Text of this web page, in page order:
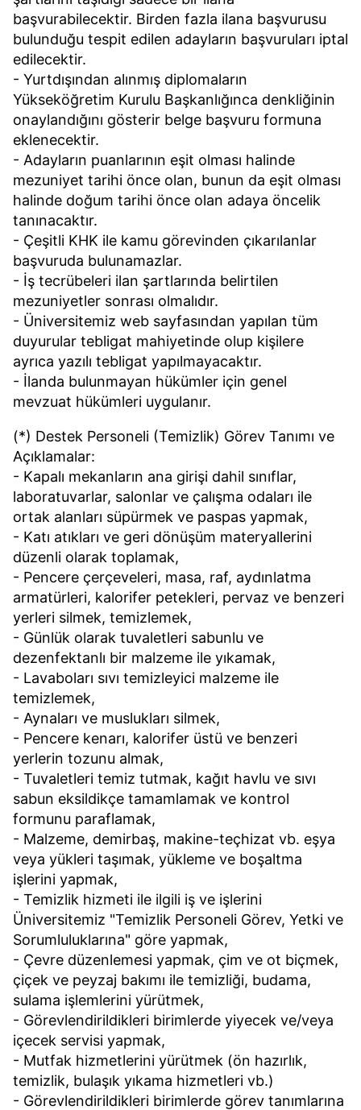
başvurabilecektir. Birden fazla ilana başvurusu
bulunduğu tespit edilen adayların başvuruları iptal
edilecektir.
- Yurtdışından alınmış diplomaların
Yükseköğretim Kurulu Başkanlığınca denkliğinin
onaylandığını gösterir belge başvuru formuna
eklenecektir.
- Adayların puanlarının eşit olması halinde
mezuniyet tarihi önce olan, bunun da eşit olması
halinde doğum tarihi önce olan adaya öncelik
tanınacaktır.
- Çeşitli KHK ile kamu görevinden çıkarılanlar
başvuruda bulunamazlar.
- İş tecrübeleri ilan şartlarında belirtilen
mezuniyetler sonrası olmalıdır.
- Üniversitemiz web sayfasından yapılan tüm
duyurular tebligat mahiyetinde olup kişilere
ayrıca yazılı tebligat yapılmayacaktır.
- İlanda bulunmayan hükümler için genel
mevzuat hükümleri uygulanır.
(*) Destek Personeli (Temizlik) Görev Tanımı ve
Açıklamalar:
- Kapalı mekanların ana girişi dahil sınıflar,
laboratuvarlar, salonlar ve çalışma odaları ile
ortak alanları süpürmek ve paspas yapmak,
- Katı atıkları ve geri dönüşüm materyallerini
düzenli olarak toplamak,
- Pencere çerçeveleri, masa, raf, aydınlatma
armatürleri, kalorifer petekleri, pervaz ve benzeri
yerleri silmek, temizlemek,
- Günlük olarak tuvaletleri sabunlu ve
dezenfektanlı bir malzeme ile yıkamak,
- Lavaboları sıvı temizleyici malzeme ile
temizlemek,
- Aynaları ve muslukları silmek,
- Pencere kenarı, kalorifer üstü ve benzeri
yerlerin tozunu almak,
- Tuvaletleri temiz tutmak, kağıt havlu ve sıvı
sabun eksildikçe tamamlamak ve kontrol
formunu paraflamak,
- Malzeme, demirbaş, makine-teçhizat vb. eşya
veya yükleri taşımak, yükleme ve boşaltma
işlerini yapmak,
- Temizlik hizmeti ile ilgili iş ve işlerini
Üniversitemiz "Temizlik Personeli Görev, Yetki ve
Sorumluluklarına" göre yapmak,
- Çevre düzenlemesi yapmak, çim ve ot biçmek,
çiçek ve peyzaj bakımı ile temizliği, budama,
sulama işlemlerini yürütmek,
- Görevlendirildikleri birimlerde yiyecek ve/veya
içecek servisi yapmak,
- Mutfak hizmetlerini yürütmek (ön hazırlık,
temizlik, bulaşık yıkama hizmetleri vb.)
- Görevlendirildikleri birimlerde görev tanımlarına